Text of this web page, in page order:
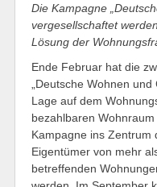
Die Kampagne
vergesellschaftet
Lösung der
Ende Februar hat die
„Deutsche Wohnen
Lage auf dem
bezahlbaren
Kampagne ins Zentrum
Eigentümer von mehr
betreffenden